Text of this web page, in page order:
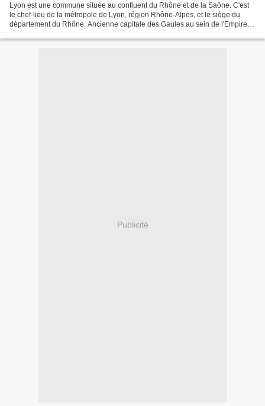
Lyon est une commune située au confluent du Rhône et de la Saône. C'est
le chef-lieu de la métropole de Lyon, région Rhône-Alpes, et le siège du
département du Rhône. Ancienne capitale des Gaules au sein de l'Empire
Publicité